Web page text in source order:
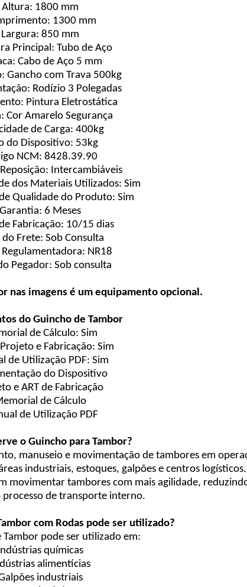
Altura: 1800 mm
1300 mm
Largura: 850 mm
Principal: Tubo de Aço
Cabo de Aço 5 mm
Gancho com Trava 500kg
Rodízio 3 Polegadas
Pintura Eletrostática
Cor Amarelo Segurança
de Carga: 400kg
do Dispositivo: 53kg
NCM: 8428.39.90
Intercambiáveis
dos Materiais Utilizados: Sim
Qualidade do Produto: Sim
Garantia: 6 Meses
Fabricação: 10/15 dias
Frete: Sob Consulta
NR18
Pegador: Sob consulta
nas imagens é um equipamento opcional.
do Guincho de Tambor
de Cálculo: Sim
e Fabricação: Sim
de Utilização PDF: Sim
do Dispositivo
e ART de Fabricação
de Cálculo
de Utilização PDF
o Guincho para Tambor?
manuseio e movimentação de tambores em
industriais, estoques, galpões e centros logísticos.
movimentar tambores com mais agilidade,
de transporte interno.
com Rodas pode ser utilizado?
Tambor pode ser utilizado em:
químicas
alimentícias
industriais